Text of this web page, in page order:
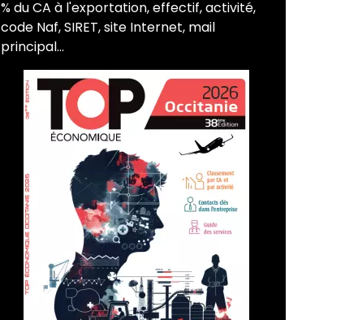
% du CA à l'exportation, effectif, activité,
code Naf, SIRET, site Internet, mail
principal...